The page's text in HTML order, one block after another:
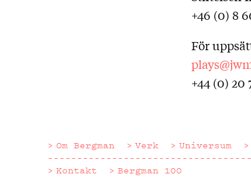
+46 (0) 8
För
+44 (0) 20
Om Bergman Verk Universum
Kontakt
Bergman 100